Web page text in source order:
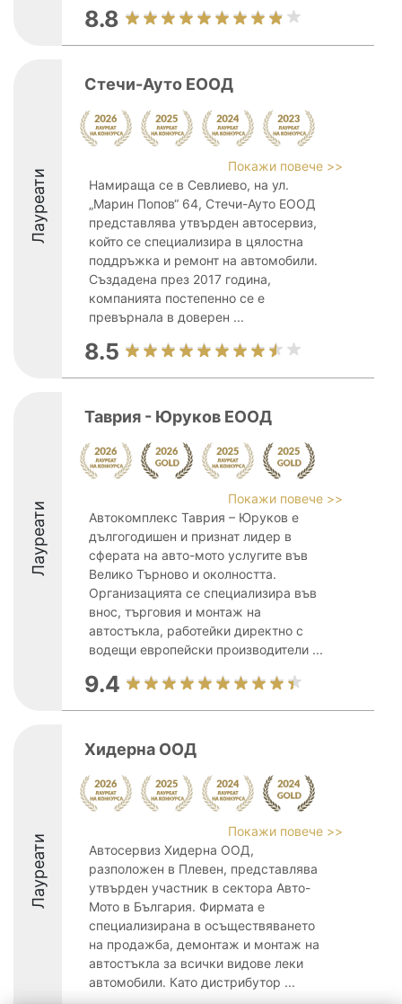
8.8
Лауреати
Стечи-Ауто ЕООД
Покажи повече >>
Намираща се в Севлиево, на ул.
„Марин Попов“ 64, Стечи-Ауто ЕООД
представлява утвърден автосервиз,
който се специализира в цялостна
поддръжка и ремонт на автомобили.
Създадена през 2017 година,
компанията постепенно се е
превърнала в доверен ...
8.5
Лауреати
Таврия - Юруков ЕООД
Покажи повече >>
Автокомплекс Таврия – Юруков е
дългогодишен и признат лидер в
сферата на авто-мото услугите във
Велико Търново и околността.
Организацията се специализира във
внос, търговия и монтаж на
автостъкла, работейки директно с
водещи европейски производители ...
9.4
Лауреати
Хидерна ООД
Покажи повече >>
Автосервиз Хидерна ООД,
разположен в Плевен, представлява
утвърден участник в сектора Авто-
Мото в България. Фирмата е
специализирана в осъществяването
на продажба, демонтаж и монтаж на
автостъкла за всички видове леки
автомобили. Като дистрибутор ...